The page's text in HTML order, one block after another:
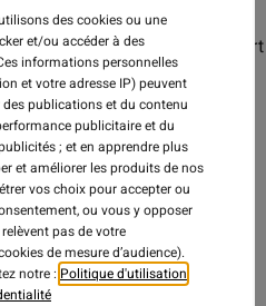
Luana Silvain Norway's
Billabong team:
des cookies ou une
et/ou accéder à des
informations personnelles
et votre adresse IP) peuvent
publications et du contenu
publicitaire et du
; et en apprendre plus
et améliorer les produits de nos
vos choix pour accepter ou
ou vous y opposer
pas de votre
de mesure d’audience).
notre : Politique d'utilisation